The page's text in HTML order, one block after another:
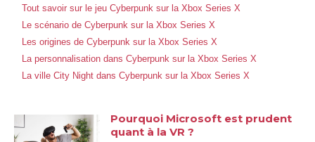
Tout savoir sur le jeu Cyberpunk sur la Xbox Series X
Le scénario de Cyberpunk sur la Xbox Series X
Les origines de Cyberpunk sur la Xbox Series X
La personnalisation dans Cyberpunk sur la Xbox Series X
La ville City Night dans Cyberpunk sur la Xbox Series X
Pourquoi Microsoft est prudent
quant à la VR ?